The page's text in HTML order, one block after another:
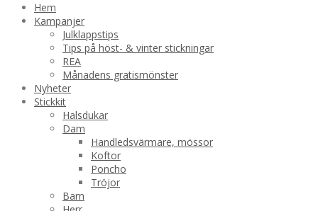
Hem
Kampanjer
Julklappstips
Tips på höst- & vinter stickningar
REA
Månadens gratismönster
Nyheter
Stickkit
Halsdukar
Dam
Handledsvärmare, mössor
Koftor
Poncho
Tröjor
Barn